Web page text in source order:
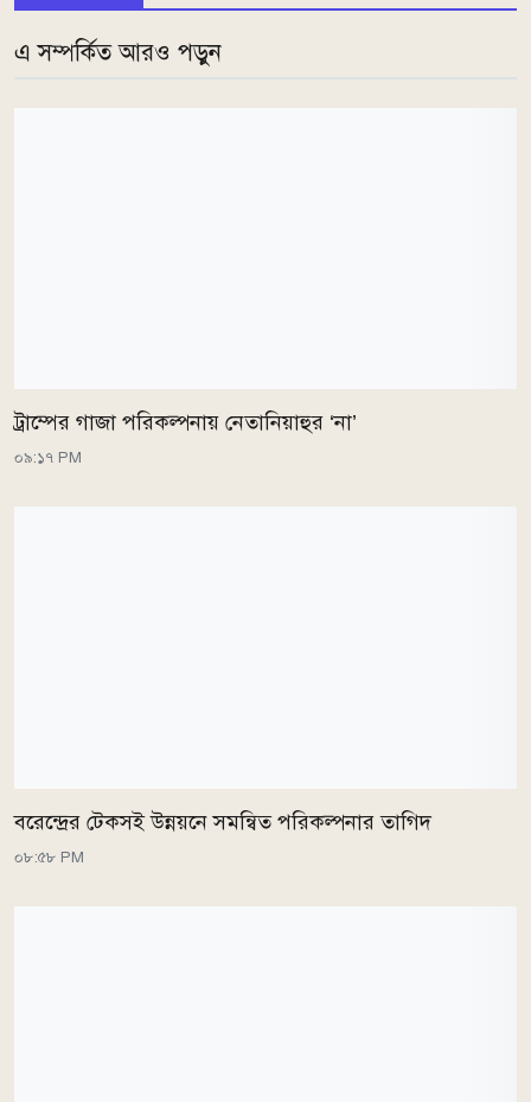
এ সম্পর্কিত আরও পড়ুন
ট্রাম্পের গাজা পরিকল্পনায় নেতানিয়াহুর ‘না’
০৯:১৭ PM
বরেন্দ্রের টেকসই উন্নয়নে সমন্বিত পরিকল্পনার তাগিদ
০৮:৫৮ PM